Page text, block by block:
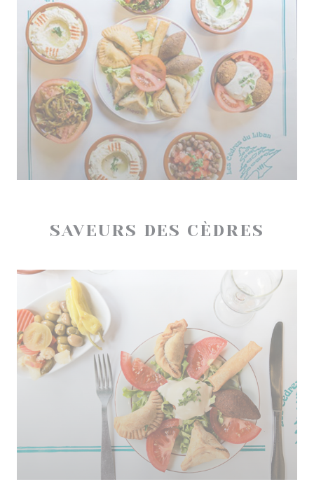
SAVEURS DES CÈDRES